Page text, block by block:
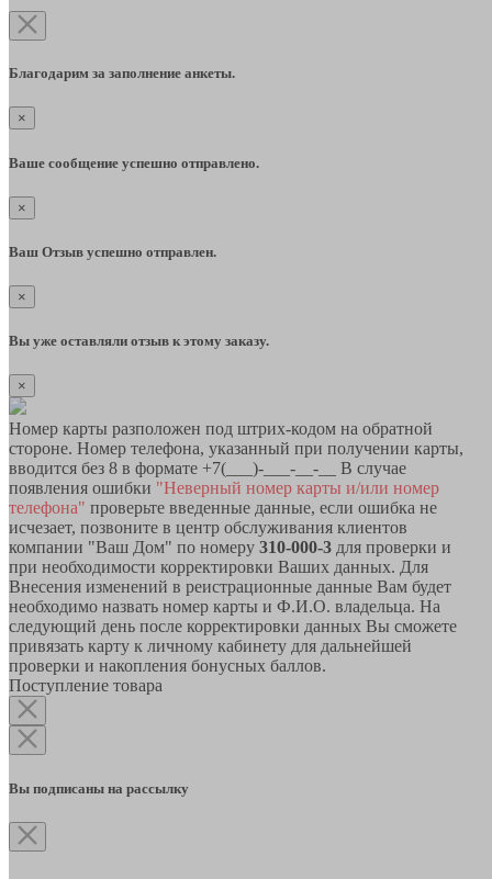
Благодарим за заполнение анкеты.
×
Ваше сообщение успешно отправлено.
×
Ваш Отзыв успешно отправлен.
×
Вы уже оставляли отзыв к этому заказу.
×
Номер карты разположен под штрих-кодом на обратной
стороне. Номер телефона, указанный при получении карты,
вводится без 8 в формате +7(___)-___-__-__ В случае
появления ошибки "Неверный номер карты и/или номер
телефона" проверьте введенные данные, если ошибка не
исчезает, позвоните в центр обслуживания клиентов
компании "Ваш Дом" по номеру 310-000-3 для проверки и
при необходимости корректировки Ваших данных. Для
Внесения изменений в реистрационные данные Вам будет
необходимо назвать номер карты и Ф.И.О. владельца. На
следующий день после корректировки данных Вы сможете
привязать карту к личному кабинету для дальнейшей
проверки и накопления бонусных баллов.
Поступление товара
Вы подписаны на рассылку